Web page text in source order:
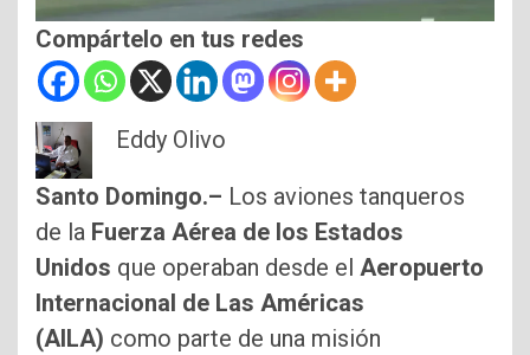
Compártelo en tus redes
Eddy Olivo
Santo Domingo.– Los aviones tanqueros
de la Fuerza Aérea de los Estados
Unidos que operaban desde el Aeropuerto
Internacional de Las Américas
(AILA) como parte de una misión